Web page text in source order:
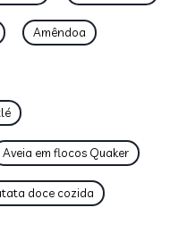
Amêndoa
Aveia em flocos Quaker
doce cozida